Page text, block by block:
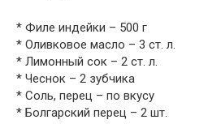
* Филе индейки – 500 г
* Оливковое масло – 3 ст. л.
* Лимонный сок – 2 ст. л.
* Чеснок – 2 зубчика
* Соль, перец – по вкусу
* Болгарский перец – 2 шт.